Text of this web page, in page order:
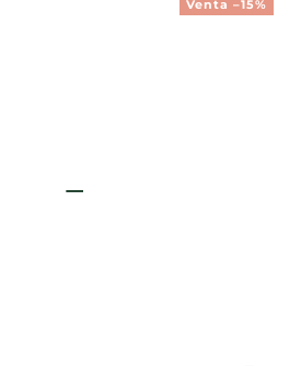
Venta –15%